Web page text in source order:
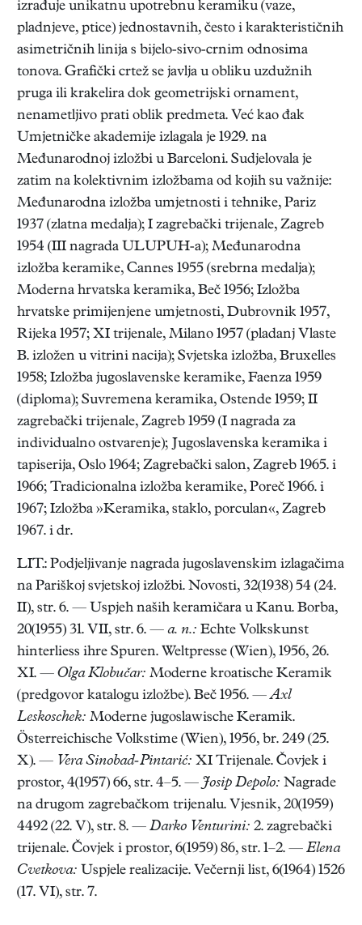
izrađuje unikatnu upotrebnu keramiku (vaze,
pladnjeve, ptice) jednostavnih, često i karakterističnih
asimetričnih linija s bijelo-sivo-crnim odnosima
tonova. Grafički crtež se javlja u obliku uzdužnih
pruga ili krakelira dok geometrijski ornament,
nenametljivo prati oblik predmeta. Već kao đak
Umjetničke akademije izlagala je 1929. na
Međunarodnoj izložbi u Barceloni. Sudjelovala je
zatim na kolektivnim izložbama od kojih su važnije:
Međunarodna izložba umjetnosti i tehnike, Pariz
1937 (zlatna medalja); I zagrebački trijenale, Zagreb
1954 (III nagrada ULUPUH-a); Međunarodna
izložba keramike, Cannes 1955 (srebrna medalja);
Moderna hrvatska keramika, Beč 1956; Izložba
hrvatske primijenjene umjetnosti, Dubrovnik 1957,
Rijeka 1957; XI trijenale, Milano 1957 (pladanj Vlaste
B. izložen u vitrini nacija); Svjetska izložba, Bruxelles
1958; Izložba jugoslavenske keramike, Faenza 1959
(diploma); Suvremena keramika, Ostende 1959; II
zagrebački trijenale, Zagreb 1959 (I nagrada za
individualno ostvarenje); Jugoslavenska keramika i
tapiserija, Oslo 1964; Zagrebački salon, Zagreb 1965. i
1966; Tradicionalna izložba keramike, Poreč 1966. i
1967; Izložba »Keramika, staklo, porculan«, Zagreb
1967. i dr.
LIT.: Podjeljivanje nagrada jugoslavenskim izlagačima
na Pariškoj svjetskoj izložbi. Novosti, 32(1938) 54 (24.
II), str. 6. — Uspjeh naših keramičara u Kanu. Borba,
20(1955) 31. VII, str. 6. — a. n.: Echte Volkskunst
hinterliess ihre Spuren. Weltpresse (Wien), 1956, 26.
XI. — Olga Klobučar: Moderne kroatische Keramik
(predgovor katalogu izložbe). Beč 1956. —Axl
Leskoschek: Moderne jugoslawische Keramik.
Österreichische Volkstime (Wien), 1956, br. 249 (25.
X). — Vera Sinobad-Pintarić: XI Trijenale. Čovjek i
prostor, 4(1957) 66, str. 4–5. — Josip Depolo: Nagrade
na drugom zagrebačkom trijenalu. Vjesnik, 20(1959)
4492 (22. V), str. 8. — Darko Venturini: 2. zagrebački
trijenale. Čovjek i prostor, 6(1959) 86, str. 1–2. — Elena
Cvetkova: Uspjele realizacije. Večernji list, 6(1964) 1526
(17. VI), str. 7.